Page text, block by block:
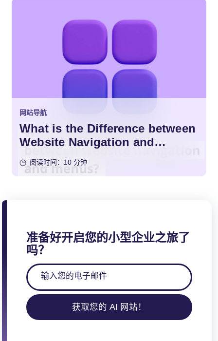
网站导航
What is the Difference between
Website Navigation and
Menus?
阅读时间：10 分钟
准备好开启您的小型企业之旅了
吗？
获取您的 AI 网站！